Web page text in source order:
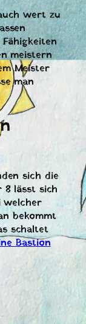
wert zu
meistern
Meister
man
sich die
8 lässt sich
welcher
bekommt
schaltet
Bastion